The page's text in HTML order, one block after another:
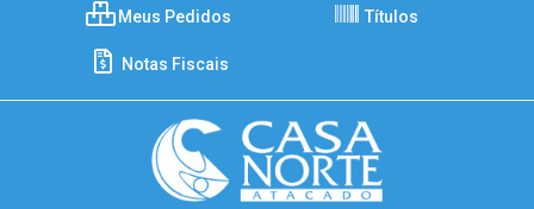
Meus Pedidos Títulos
Notas Fiscais